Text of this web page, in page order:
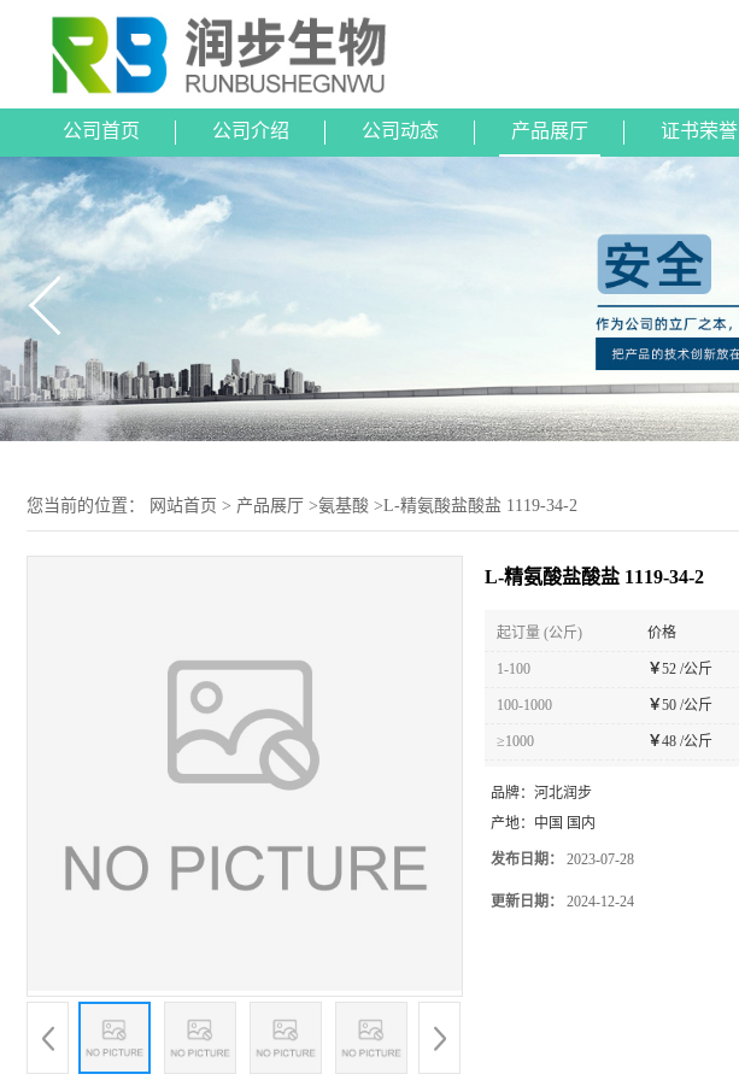
公司首页 公司介绍 公司动态 产品展厅 证书荣誉
您当前的位置： 网站首页 > 产品展厅 >氨基酸 >L-精氨酸盐酸盐 1119-34-2
L-精氨酸盐酸盐 1119-34-2
起订量 (公斤) 价格
1-100 ￥52 /公斤
100-1000 ￥50 /公斤
≥1000 ￥48 /公斤
品牌： 河北润步
产地： 中国 国内
发布日期： 2023-07-28
更新日期： 2024-12-24